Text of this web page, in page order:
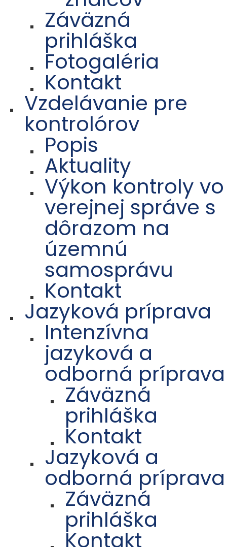
Záväzná
prihláška
Fotogaléria
Kontakt
Vzdelávanie pre
kontrolórov
Popis
Aktuality
Výkon kontroly vo
verejnej správe s
dôrazom na
územnú
samosprávu
Kontakt
Jazyková príprava
Intenzívna
jazyková a
odborná príprava
Záväzná
prihláška
Kontakt
Jazyková a
odborná príprava
Záväzná
prihláška
Kontakt